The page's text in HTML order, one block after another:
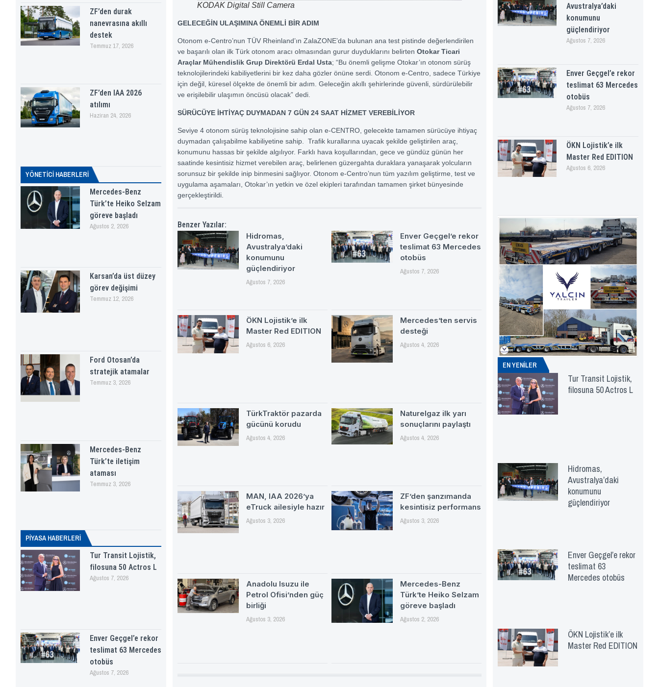
ZF’den durak
nanevrasına akıllı
destek
Temmuz 17, 2026
ZF’den IAA 2026
atılımı
Haziran 24, 2026
YÖNETICI HABERLERI
Mercedes-Benz
Türk’te Heiko Selzam
göreve başladı
Ağustos 2, 2026
Karsan’da üst düzey
görev değişimi
Temmuz 12, 2026
Ford Otosan’da
stratejik atamalar
Temmuz 3, 2026
Mercedes-Benz
Türk’te iletişim
ataması
Temmuz 3, 2026
PİYASA HABERLERI
Tur Transit Lojistik,
filosuna 50 Actros L
Ağustos 7, 2026
Enver Geçgel’e rekor
teslimat 63 Mercedes
otobüs
Ağustos 7, 2026
KODAK Digital Still Camera
GELECEĞİN ULAŞIMINA ÖNEMLİ BİR ADIM
Otonom e-Centro’nun TÜV Rheinland’ın ZalaZONE’da bulunan ana test pistinde değerlendirilen
ve başarılı olan ilk Türk otonom aracı olmasından gurur duyduklarını belirten Otokar Ticari
Araçlar Mühendislik Grup Direktörü Erdal Usta; “Bu önemli gelişme Otokar’ın otonom sürüş
teknolojilerindeki kabiliyetlerini bir kez daha gözler önüne serdi. Otonom e-Centro, sadece Türkiye
için değil, küresel ölçekte de önemli bir adım. Geleceğin akıllı şehirlerinde güvenli, sürdürülebilir
ve erişilebilir ulaşımın öncüsü olacak” dedi.
SÜRÜCÜYE İHTİYAÇ DUYMADAN 7 GÜN 24 SAAT HİZMET VEREBİLİYOR
Seviye 4 otonom sürüş teknolojisine sahip olan e-CENTRO, gelecekte tamamen sürücüye ihtiyaç
duymadan çalışabilme kabiliyetine sahip. Trafik kurallarına uyacak şekilde geliştirilen araç,
konumunu hassas bir şekilde algılıyor. Farklı hava koşullarından, gece ve gündüz günün her
saatinde kesintisiz hizmet verebilen araç, belirlenen güzergahta duraklara yanaşarak yolcuların
sorunsuz bir şekilde inip binmesini sağlıyor. Otonom e-Centro’nun tüm yazılım geliştirme, test ve
uygulama aşamaları, Otokar’ın yetkin ve özel ekipleri tarafından tamamen şirket bünyesinde
gerçekleştirildi.
Benzer Yazılar:
Hidromas,
Avustralya’daki
konumunu
güçlendiriyor
Ağustos 7, 2026
Enver Geçgel’e rekor
teslimat 63 Mercedes
otobüs
Ağustos 7, 2026
ÖKN Lojistik’e ilk
Master Red EDITION
Ağustos 6, 2026
Mercedes’ten servis
desteği
Ağustos 4, 2026
TürkTraktör pazarda
gücünü korudu
Ağustos 4, 2026
Naturelgaz ilk yarı
sonuçlarını paylaştı
Ağustos 4, 2026
MAN, IAA 2026’ya
eTruck ailesiyle hazır
Ağustos 3, 2026
ZF’den şanzımanda
kesintisiz performans
Ağustos 3, 2026
Anadolu Isuzu ile
Petrol Ofisi’nden güç
birliği
Ağustos 3, 2026
Mercedes-Benz
Türk’te Heiko Selzam
göreve başladı
Ağustos 2, 2026
Avustralya’daki
konumunu
güçlendiriyor
Ağustos 7, 2026
Enver Geçgel’e rekor
teslimat 63 Mercedes
otobüs
Ağustos 7, 2026
ÖKN Lojistik’e ilk
Master Red EDITION
Ağustos 6, 2026
EN YENİLER
Tur Transit Lojistik,
filosuna 50 Actros L
Hidromas,
Avustralya’daki
konumunu
güçlendiriyor
Enver Geçgel’e rekor
teslimat 63
Mercedes otobüs
ÖKN Lojistik’e ilk
Master Red EDITION